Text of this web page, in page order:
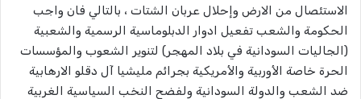
الاستئصال من الارض وإحلال عربان الشتات ، بالتالي فان واجب
الحكومة والشعب تفعيل ادوار الدبلوماسية الرسمية والشعبية
(الجاليات السودانية في بلاد المهجر) لتنوير الشعوب والمؤسسات
الحرة خاصة الأوربية والأمريكية بجرائم مليشيا آل دقلو الارهابية
ضد الشعب والدولة السودانية ولفضح النخب السياسية الغربية